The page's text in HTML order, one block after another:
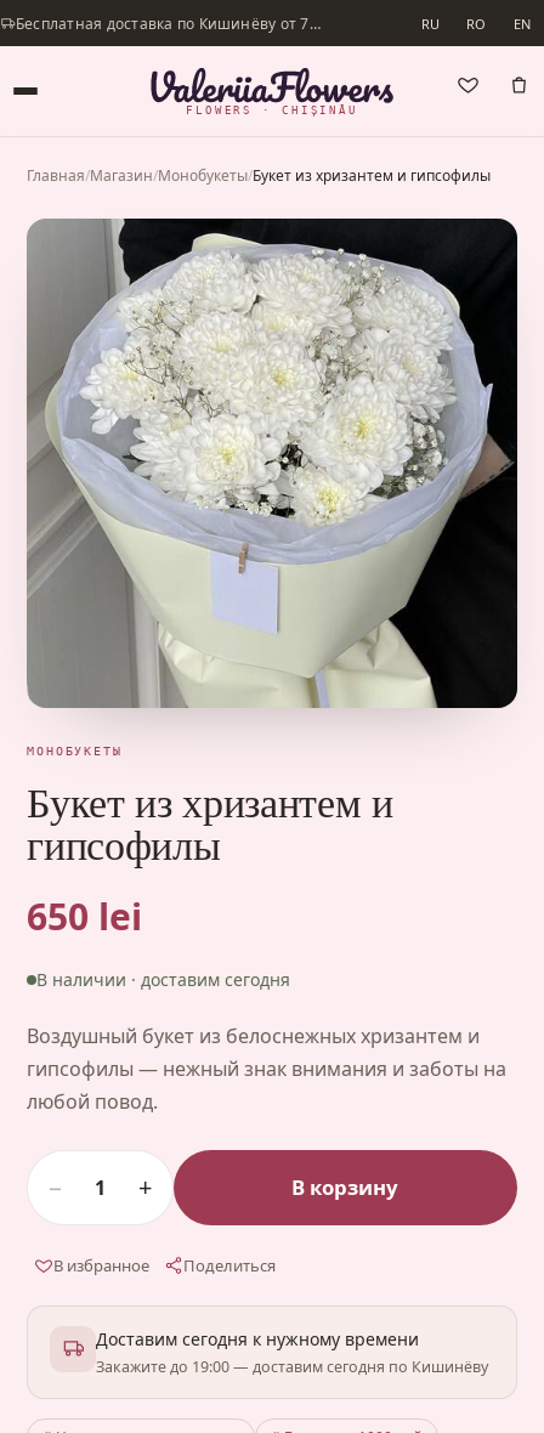
Бесплатная доставка по Кишинёву от 700 lei · Доставим в день заказа RU RO EN
FLOWERS · CHIȘINĂU
Главная/Магазин/Монобукеты/Букет из хризантем и гипсофилы
МОНОБУКЕТЫ
Букет из хризантем и
гипсофилы
650 lei
В наличии · доставим сегодня
Воздушный букет из белоснежных хризантем и
гипсофилы — нежный знак внимания и заботы на
любой повод.
− 1 + В корзину
В избранное Поделиться
Доставим сегодня к нужному времени
Закажите до 19:00 — доставим сегодня по Кишинёву